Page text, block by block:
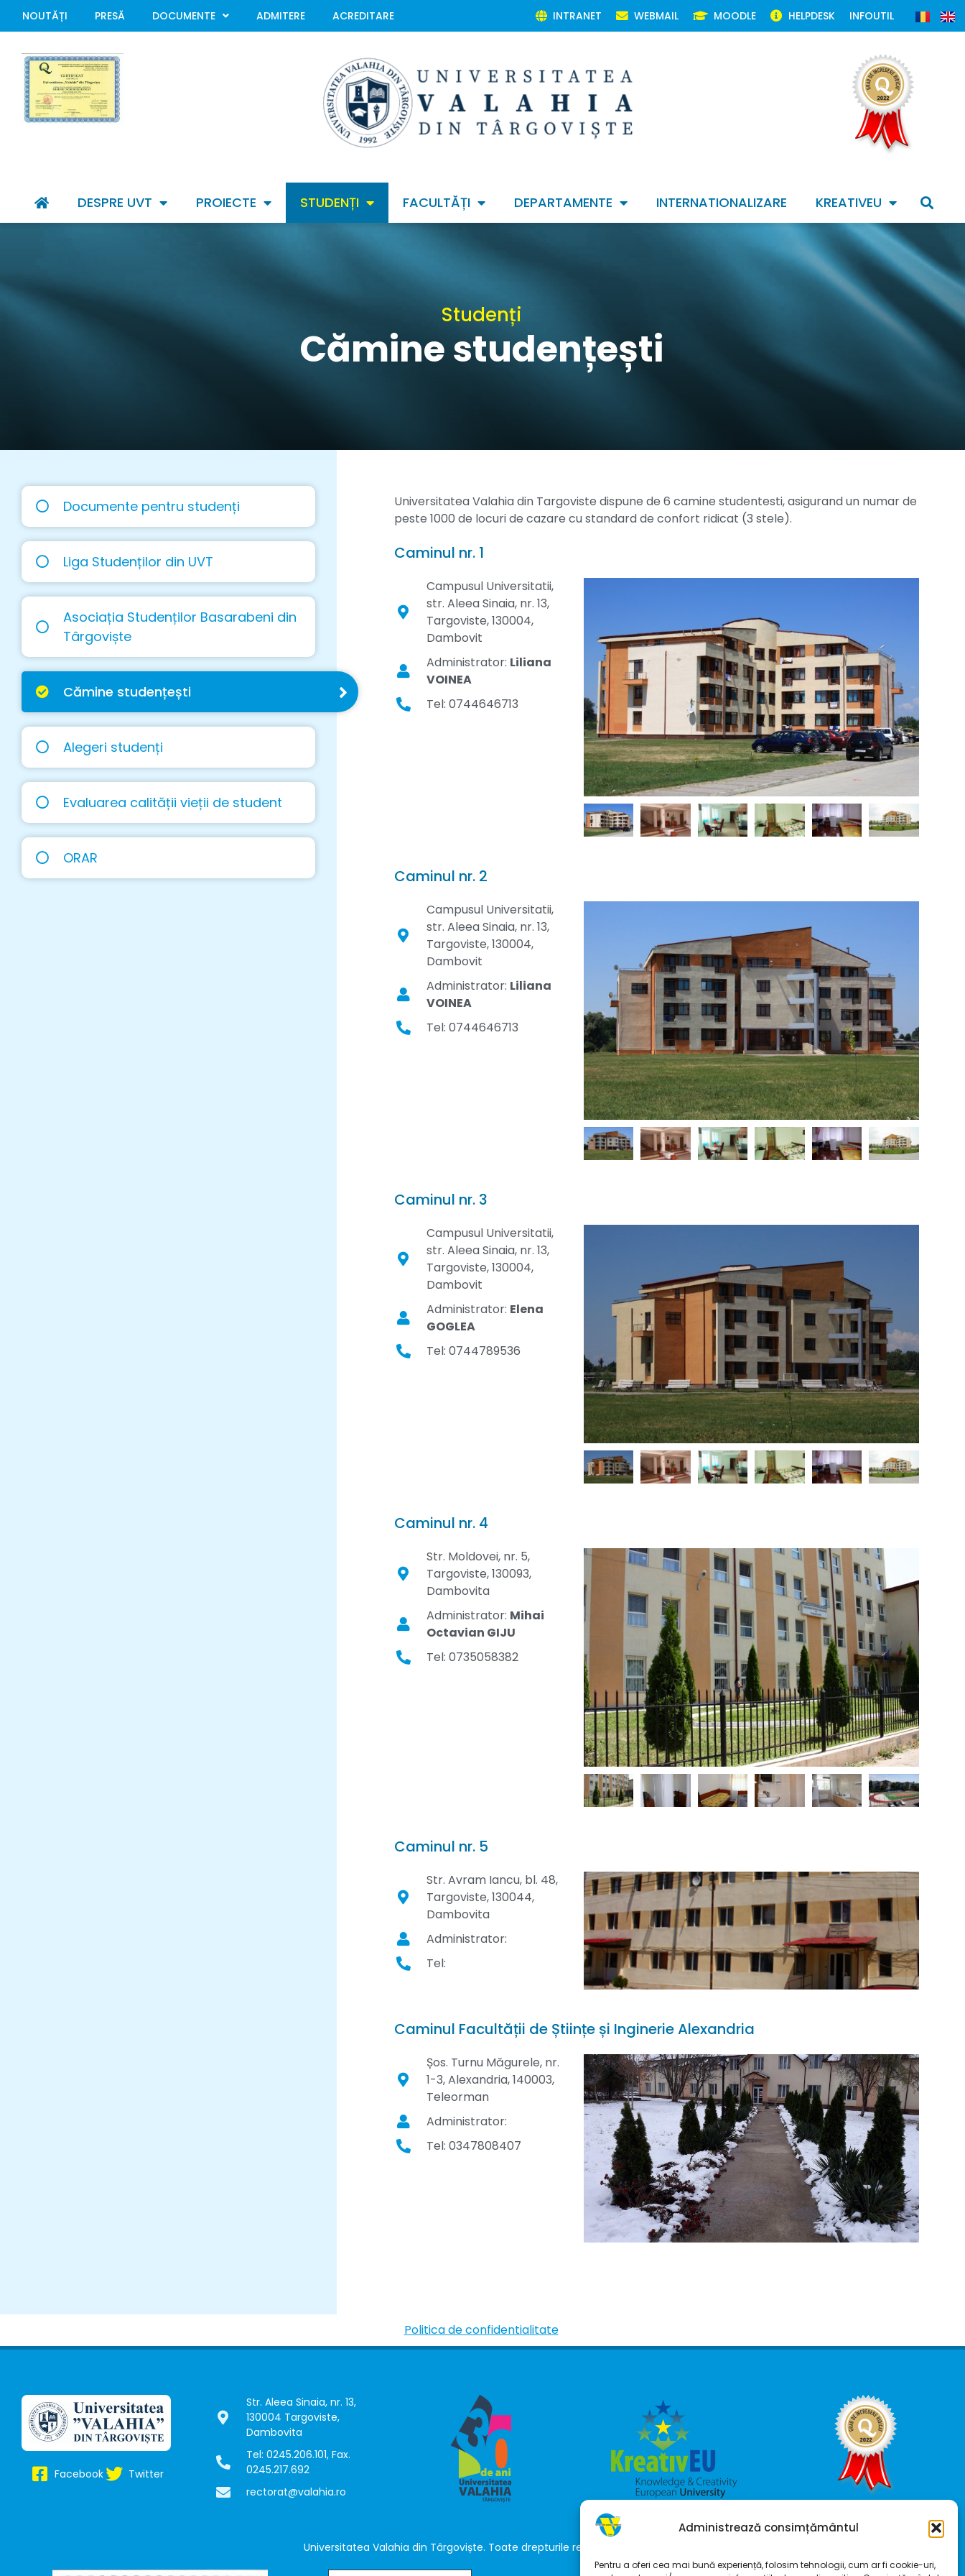
Administrează consimțământul
Pentru a oferi cea mai bună experiență, folosim tehnologii, cum ar fi cookie-uri,
NOUTĂȚI PRESĂ DOCUMENTE ADMITERE ACREDITARE INTRANET WEBMAIL MOODLE HELPDESK INFOUTIL
DESPRE UVT PROIECTE STUDENȚI FACULTĂȚI DEPARTAMENTE INTERNATIONALIZARE KREATIVEU
Studenți
Cămine studențești
Documente pentru studenți
Liga Studenților din UVT
Asociația Studenților Basarabeni din
Târgoviște
Cămine studențești
Alegeri studenți
Evaluarea calității vieții de student
ORAR
Universitatea Valahia din Targoviste dispune de 6 camine studentesti, asigurand un numar de
peste 1000 de locuri de cazare cu standard de confort ridicat (3 stele).
Caminul nr. 1
Campusul Universitatii,
str. Aleea Sinaia, nr. 13,
Targoviste, 130004,
Dambovit
Administrator: Liliana
VOINEA
Tel: 0744646713
Caminul nr. 2
Campusul Universitatii,
str. Aleea Sinaia, nr. 13,
Targoviste, 130004,
Dambovit
Administrator: Liliana
VOINEA
Tel: 0744646713
Caminul nr. 3
Campusul Universitatii,
str. Aleea Sinaia, nr. 13,
Targoviste, 130004,
Dambovit
Administrator: Elena
GOGLEA
Tel: 0744789536
Caminul nr. 4
Str. Moldovei, nr. 5,
Targoviste, 130093,
Dambovita
Administrator: Mihai
Octavian GIJU
Tel: 0735058382
Caminul nr. 5
Str. Avram Iancu, bl. 48,
Targoviste, 130044,
Dambovita
Administrator:
Tel:
Caminul Facultății de Științe și Inginerie Alexandria
Șos. Turnu Măgurele, nr.
1-3, Alexandria, 140003,
Teleorman
Administrator:
Tel: 0347808407
Politica de confidentialitate
Facebook Twitter
Str. Aleea Sinaia, nr. 13,
130004 Targoviste,
Dambovita
Tel: 0245.206.101, Fax.
0245.217.692
rectorat@valahia.ro
Universitatea Valahia din Târgoviște. Toate drepturile rezervate © 2026